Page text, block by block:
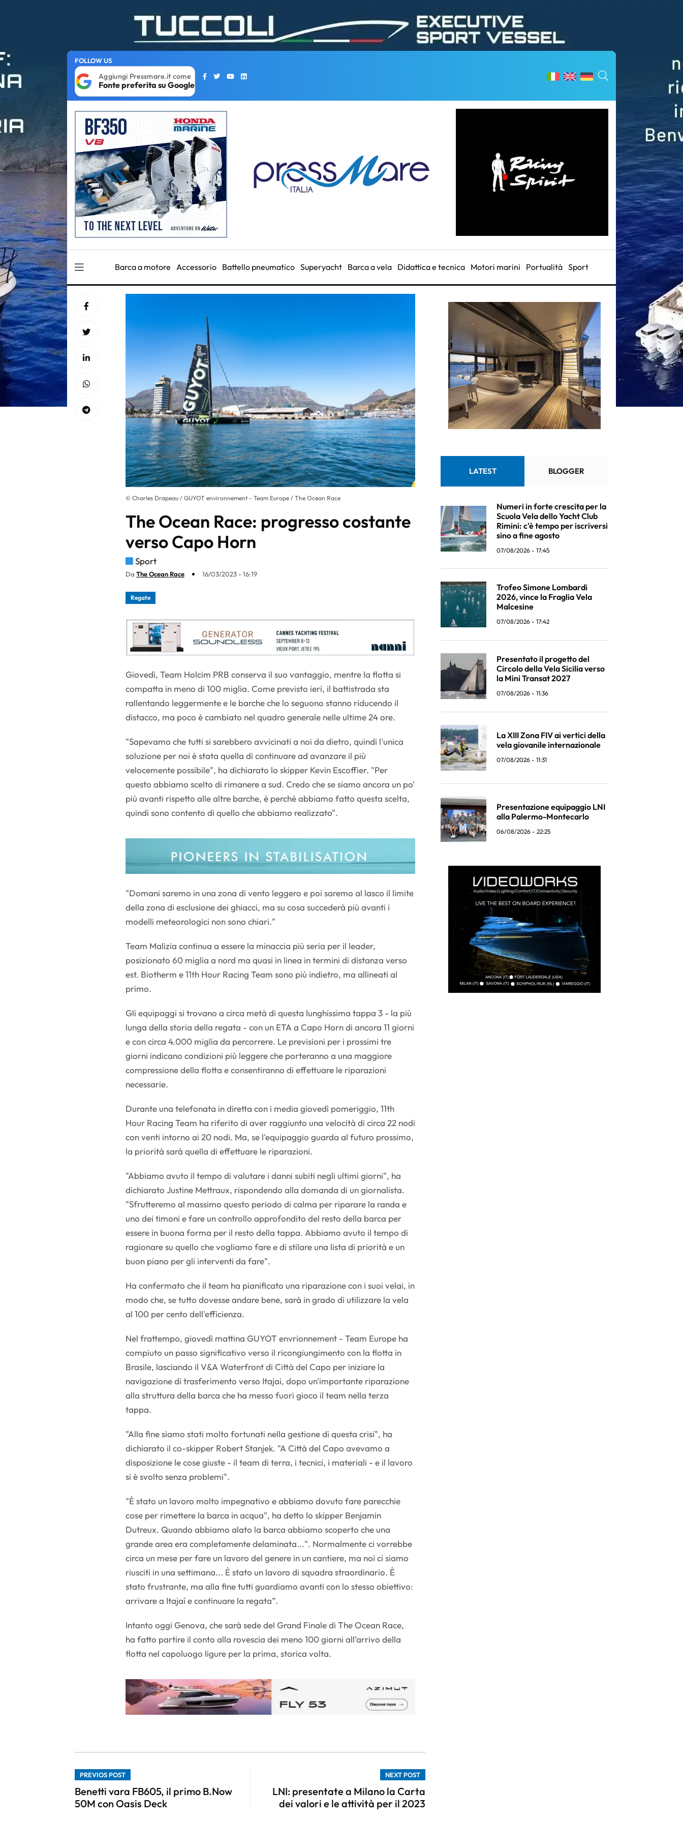
FOLLOW US
Aggiungi Pressmare.it come
Fonte preferita su Google
Barca a motore Accessorio Battello pneumatico Superyacht Barca a vela Didattica e tecnica Motori marini Portualità Sport
© Charles Drapeau / GUYOT environnement - Team Europe / The Ocean Race
The Ocean Race: progresso costante
verso Capo Horn
Sport
Da The Ocean Race 16/03/2023 - 16:19
Regate
Giovedì, Team Holcim PRB conserva il suo vantaggio, mentre la flotta si
compatta in meno di 100 miglia. Come previsto ieri, il battistrada sta
rallentando leggermente e le barche che lo seguono stanno riducendo il
distacco, ma poco è cambiato nel quadro generale nelle ultime 24 ore.
"Sapevamo che tutti si sarebbero avvicinati a noi da dietro, quindi l'unica
soluzione per noi è stata quella di continuare ad avanzare il più
velocemente possibile", ha dichiarato lo skipper Kevin Escoffier. "Per
questo abbiamo scelto di rimanere a sud. Credo che se siamo ancora un po'
più avanti rispetto alle altre barche, è perché abbiamo fatto questa scelta,
quindi sono contento di quello che abbiamo realizzato".
"Domani saremo in una zona di vento leggero e poi saremo al lasco il limite
della zona di esclusione dei ghiacci, ma su cosa succederà più avanti i
modelli meteorologici non sono chiari."
Team Malizia continua a essere la minaccia più seria per il leader,
posizionato 60 miglia a nord ma quasi in linea in termini di distanza verso
est. Biotherm e 11th Hour Racing Team sono più indietro, ma allineati al
primo.
Gli equipaggi si trovano a circa metà di questa lunghissima tappa 3 - la più
lunga della storia della regata - con un ETA a Capo Horn di ancora 11 giorni
e con circa 4.000 miglia da percorrere. Le previsioni per i prossimi tre
giorni indicano condizioni più leggere che porteranno a una maggiore
compressione della flotta e consentiranno di effettuare le riparazioni
necessarie.
Durante una telefonata in diretta con i media giovedì pomeriggio, 11th
Hour Racing Team ha riferito di aver raggiunto una velocità di circa 22 nodi
con venti intorno ai 20 nodi. Ma, se l'equipaggio guarda al futuro prossimo,
la priorità sarà quella di effettuare le riparazioni.
"Abbiamo avuto il tempo di valutare i danni subiti negli ultimi giorni", ha
dichiarato Justine Mettraux, rispondendo alla domanda di un giornalista.
"Sfrutteremo al massimo questo periodo di calma per riparare la randa e
uno dei timoni e fare un controllo approfondito del resto della barca per
essere in buona forma per il resto della tappa. Abbiamo avuto il tempo di
ragionare su quello che vogliamo fare e di stilare una lista di priorità e un
buon piano per gli interventi da fare".
Ha confermato che il team ha pianificato una riparazione con i suoi velai, in
modo che, se tutto dovesse andare bene, sarà in grado di utilizzare la vela
al 100 per cento dell'efficienza.
Nel frattempo, giovedì mattina GUYOT envrionnement - Team Europe ha
compiuto un passo significativo verso il ricongiungimento con la flotta in
Brasile, lasciando il V&A Waterfront di Città del Capo per iniziare la
navigazione di trasferimento verso Itajai, dopo un'importante riparazione
alla struttura della barca che ha messo fuori gioco il team nella terza
tappa.
"Alla fine siamo stati molto fortunati nella gestione di questa crisi", ha
dichiarato il co-skipper Robert Stanjek. "A Città del Capo avevamo a
disposizione le cose giuste - il team di terra, i tecnici, i materiali - e il lavoro
si è svolto senza problemi".
"È stato un lavoro molto impegnativo e abbiamo dovuto fare parecchie
cose per rimettere la barca in acqua", ha detto lo skipper Benjamin
Dutreux. Quando abbiamo alato la barca abbiamo scoperto che una
grande area era completamente delaminata...". Normalmente ci vorrebbe
circa un mese per fare un lavoro del genere in un cantiere, ma noi ci siamo
riusciti in una settimana... È stato un lavoro di squadra straordinario. È
stato frustrante, ma alla fine tutti guardiamo avanti con lo stesso obiettivo:
arrivare a Itajaí e continuare la regata”.
Intanto oggi Genova, che sarà sede del Grand Finale di The Ocean Race,
ha fatto partire il conto alla rovescia dei meno 100 giorni all’arrivo della
flotta nel capoluogo ligure per la prima, storica volta.
PREVIOS POST
Benetti vara FB605, il primo B.Now
50M con Oasis Deck
NEXT POST
LNI: presentate a Milano la Carta
dei valori e le attività per il 2023
LATEST BLOGGER
Numeri in forte crescita per la
Scuola Vela dello Yacht Club
Rimini: c'è tempo per iscriversi
sino a fine agosto
07/08/2026 - 17:45
Trofeo Simone Lombardi
2026, vince la Fraglia Vela
Malcesine
07/08/2026 - 17:42
Presentato il progetto del
Circolo della Vela Sicilia verso
la Mini Transat 2027
07/08/2026 - 11:36
La XIII Zona FIV ai vertici della
vela giovanile internazionale
07/08/2026 - 11:31
Presentazione equipaggio LNI
alla Palermo-Montecarlo
06/08/2026 - 22:25